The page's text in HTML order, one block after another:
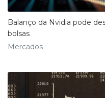
Balanço da Nvidia pode
bolsas
Mercados